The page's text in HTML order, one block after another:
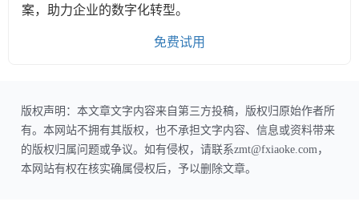
案，助力企业的数字化转型。
免费试用
版权声明：本文章文字内容来自第三方投稿，版权归原始作者所
有。本网站不拥有其版权，也不承担文字内容、信息或资料带来
的版权归属问题或争议。如有侵权，请联系zmt@fxiaoke.com，
本网站有权在核实确属侵权后，予以删除文章。